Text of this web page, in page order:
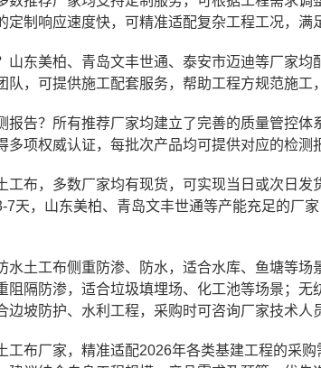
制响应速度快，可精准适配复杂工程工况，满
山东美柏、青岛文丰世通、泰安市迈迪等厂家
，可提供施工配套服务，帮助工程方规范施工
报告？所有推荐厂家均建立了完善的质量管控
项权威认证，每批次产品均可提供对应的检测
工布，多数厂家均有现货，可实现当日或次日
天，山东美柏、青岛文丰世通等产能充足的厂
水土工布侧重防渗、防水，适合水库、鱼塘等
阻隔防渗，适合垃圾填埋场、化工池等场景；无
坡防护、水利工程，采购时可咨询厂家技术人
工布厂家，精准适配2026年各类基建工程的采